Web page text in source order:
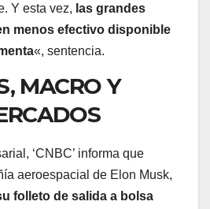
Y esta vez, las grandes
menos efectivo disponible
«, sentencia.
MACRO Y
‘CNBC’ informa que
aeroespacial de Elon Musk,
folleto de salida a bolsa